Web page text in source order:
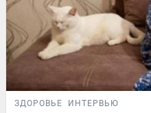
ЗДОРОВЬЕ ИНТЕРВЬЮ